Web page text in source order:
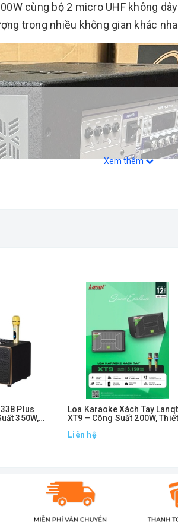
cùng bộ 2 micro UHF không
trong nhiều không gian khác
Xem thêm
Plus
350W,
Loa Karaoke Xách Tay Lanqt
XT9 – Công Suất 200W, Thiết
Liên hệ